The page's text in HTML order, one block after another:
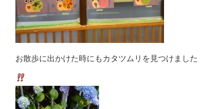
お散歩に出かけた時にもカタツムリを見つけました